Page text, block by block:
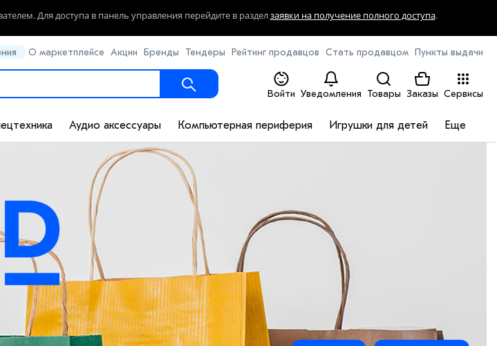
Для доступа в панель управления перейдите в разделзаявки на получение полного доступа.
О маркетплейсе Акции Бренды Тендеры Рейтинг продавцов Стать продавцом Пункты выдачи
Войти Уведомления Товары Заказы Сервисы
Аудио аксессуары Компьютерная периферия Игрушки для детей Еще